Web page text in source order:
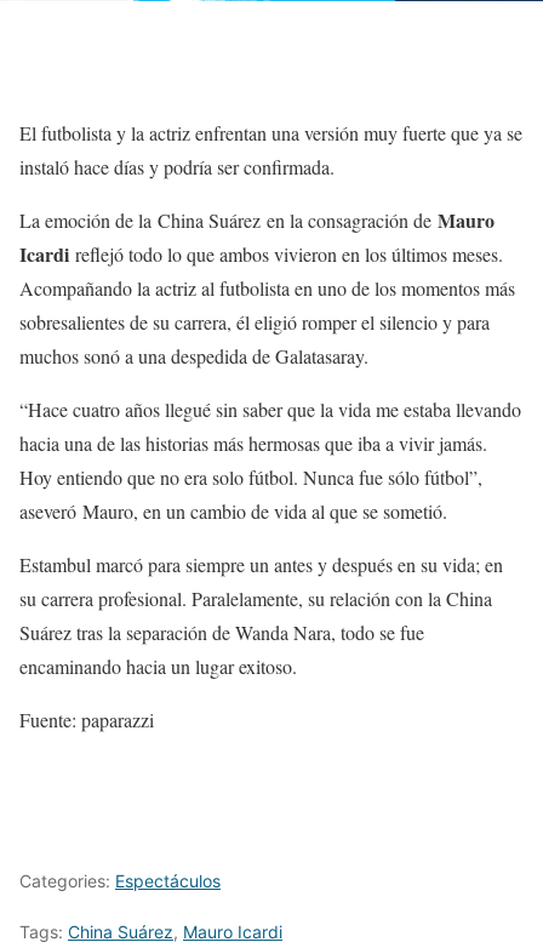
El futbolista y la actriz enfrentan una versión muy fuerte que ya se
instaló hace días y podría ser confirmada.
La emoción de la China Suárez en la consagración de Mauro
Icardi reflejó todo lo que ambos vivieron en los últimos meses.
Acompañando la actriz al futbolista en uno de los momentos más
sobresalientes de su carrera, él eligió romper el silencio y para
muchos sonó a una despedida de Galatasaray.
“Hace cuatro años llegué sin saber que la vida me estaba llevando
hacia una de las historias más hermosas que iba a vivir jamás.
Hoy entiendo que no era solo fútbol. Nunca fue sólo fútbol”,
aseveró Mauro, en un cambio de vida al que se sometió.
Estambul marcó para siempre un antes y después en su vida; en
su carrera profesional. Paralelamente, su relación con la China
Suárez tras la separación de Wanda Nara, todo se fue
encaminando hacia un lugar exitoso.
Fuente: paparazzi
Categories: Espectáculos
Tags: China Suárez, Mauro Icardi